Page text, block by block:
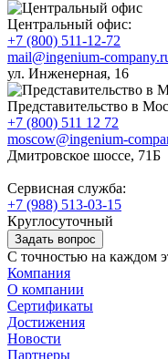
Центральный офис:
+7 (800) 511-12-72
mail@ingenium-
ул. Инженерная, 16
Представительство в
+7 (800) 511 12 72
moscow@ingenium-
Дмитровское шоссе, 71Б
Сервисная служба:
+7 (988) 513-03-15
Круглосуточный
Задать вопрос
С точностью на каждом
Компания
О компании
Сертификаты
Достижения
Новости
Партнеры